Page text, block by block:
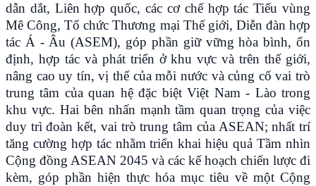
dẫn dắt, Liên hợp quốc, các cơ chế hợp tác Tiểu vùng
Mê Công, Tổ chức Thương mại Thế giới, Diễn đàn hợp
tác Á - Âu (ASEM), góp phần giữ vững hòa bình, ổn
định, hợp tác và phát triển ở khu vực và trên thế giới,
nâng cao uy tín, vị thế của mỗi nước và củng cố vai trò
trung tâm của quan hệ đặc biệt Việt Nam - Lào trong
khu vực. Hai bên nhấn mạnh tầm quan trọng của việc
duy trì đoàn kết, vai trò trung tâm của ASEAN; nhất trí
tăng cường hợp tác nhằm triển khai hiệu quả Tầm nhìn
Cộng đồng ASEAN 2045 và các kế hoạch chiến lược đi
kèm, góp phần hiện thực hóa mục tiêu về một Cộng